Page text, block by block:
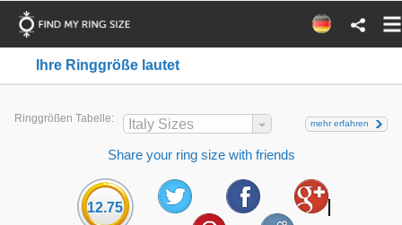
Ihre Ringgröße lautet
Ringgrößen Tabelle: Italy Sizes mehr erfahren
Share your ring size with friends
12.75